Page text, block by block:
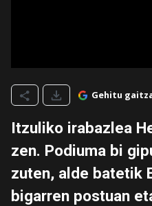
Gehitu
Itzuliko irabazlea
zen. Podiuma bi
zuten, alde batetik
bigarren postuan